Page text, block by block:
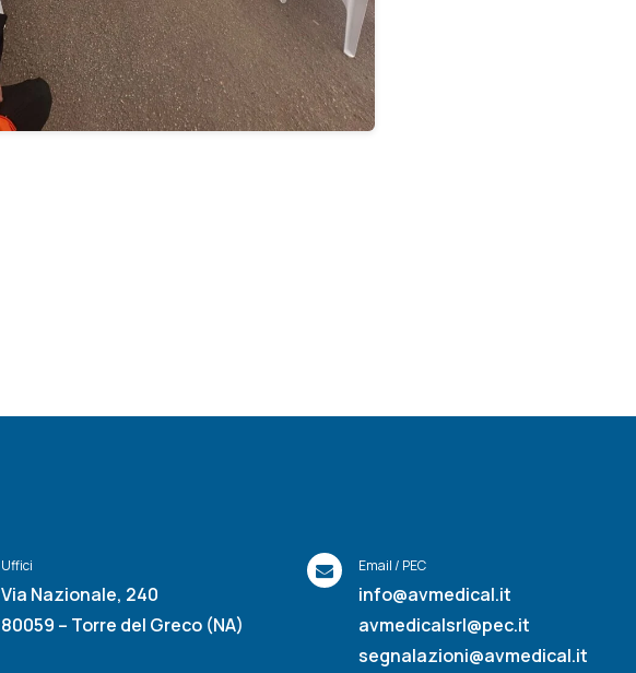
Uffici
Via Nazionale, 240
80059 – Torre del Greco (NA)
Email / PEC
info@avmedical.it
avmedicalsrl@pec.it
segnalazioni@avmedical.it